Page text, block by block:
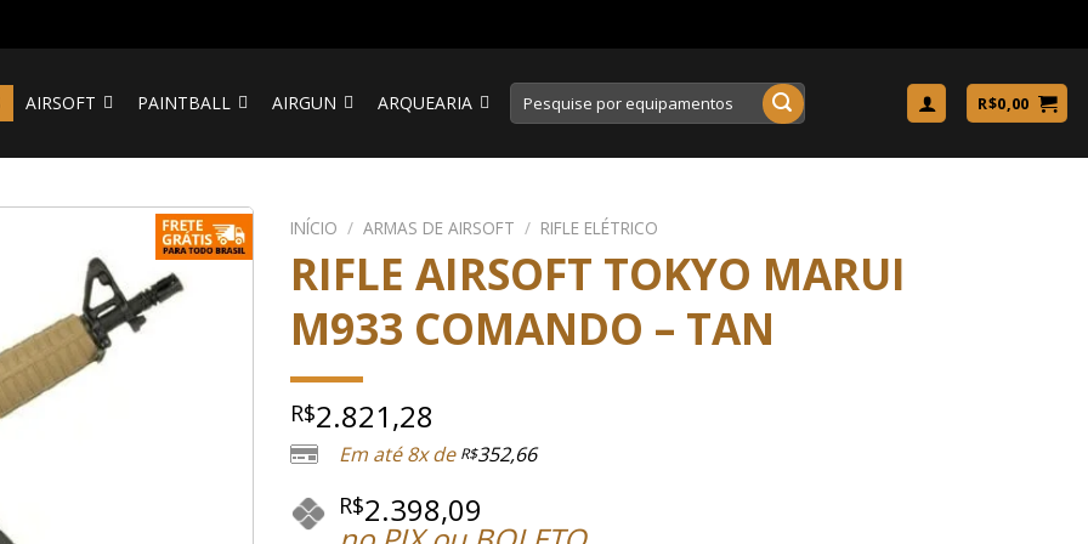
AIRSOFT PAINTBALL AIRGUN ARQUEARIA
Pesquisar
por:
R$0,00
INÍCIO / ARMAS DE AIRSOFT / RIFLE ELÉTRICO
RIFLE AIRSOFT TOKYO MARUI
M933 COMANDO – TAN
R$2.821,28
Em até 8x de R$352,66
R$2.398,09